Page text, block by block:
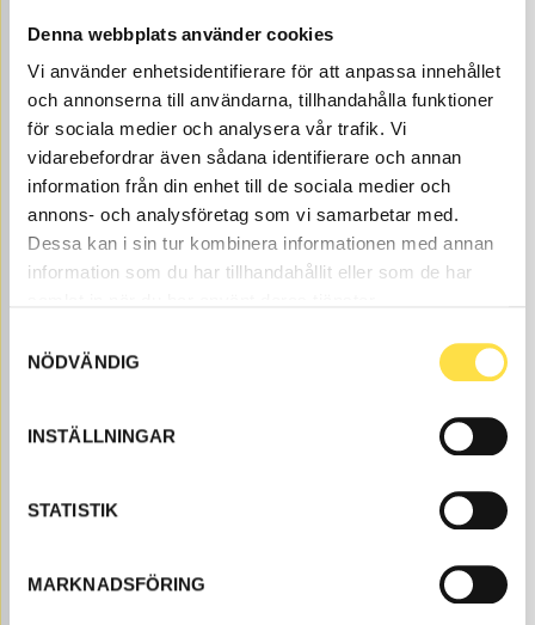
Denna webbplats använder cookies
Vi använder enhetsidentifierare för att anpassa innehållet
och annonserna till användarna, tillhandahålla funktioner
för sociala medier och analysera vår trafik. Vi
vidarebefordrar även sådana identifierare och annan
information från din enhet till de sociala medier och
annons- och analysföretag som vi samarbetar med.
Dessa kan i sin tur kombinera informationen med annan
information som du har tillhandahållit eller som de har
NÖDVÄNDIG
INSTÄLLNINGAR
STATISTIK
MARKNADSFÖRING
SHIMS SNABBFÄSTE SKOPA 0,4MM
SH101 Ref. nr14231101
Åtgår1
Pris exkl.